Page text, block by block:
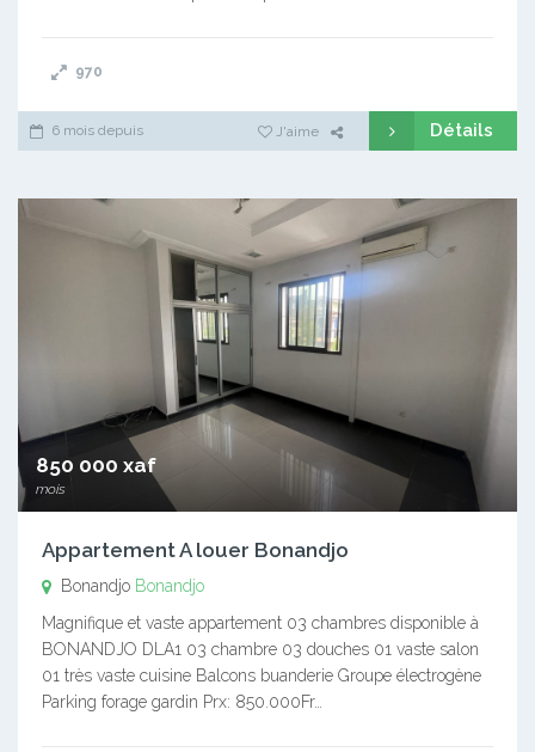
970
6 mois depuis J'aime Détails
850 000 xaf
mois
Appartement A louer Bonandjo
Bonandjo Bonandjo
Magnifique et vaste appartement 03 chambres disponible à
BONANDJO DLA1 03 chambre 03 douches 01 vaste salon
01 très vaste cuisine Balcons buanderie Groupe électrogène
Parking forage gardin Prx: 850.000Fr…